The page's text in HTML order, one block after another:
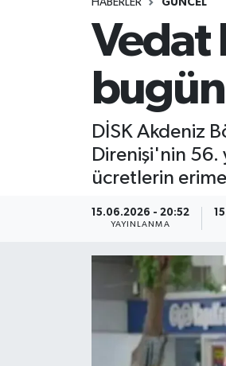
Vedat
DİSK Akdeniz
Direnişi'nin 56.
ücretlerin
15.06.2026 - 20:52
YAYINLANMA
Haber Arşivi